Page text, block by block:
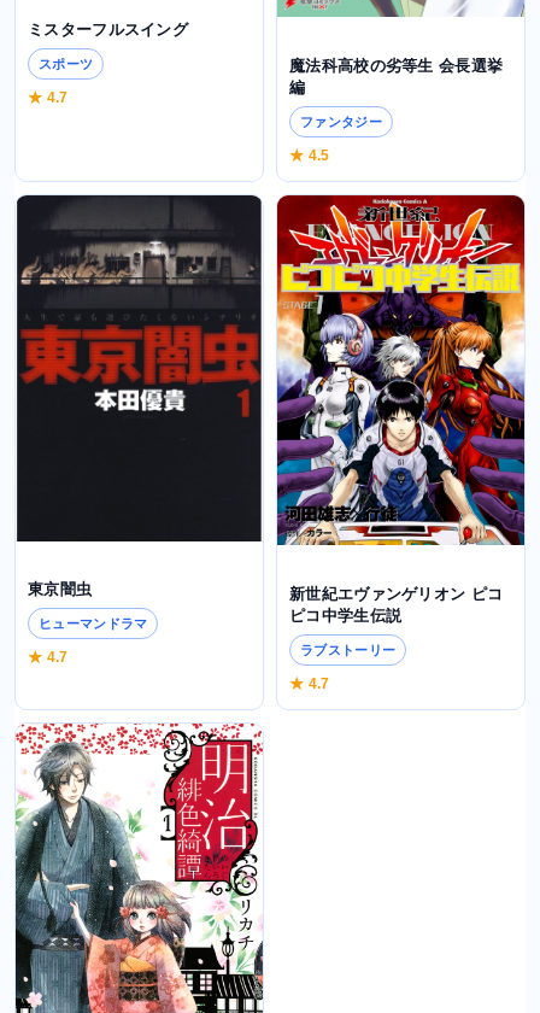
ミスターフルスイング
スポーツ
★ 4.7
魔法科高校の劣等生 会長選挙
編
ファンタジー
★ 4.5
東京闇虫
ヒューマンドラマ
★ 4.7
新世紀エヴァンゲリオン ピコ
ピコ中学生伝説
ラブストーリー
★ 4.7